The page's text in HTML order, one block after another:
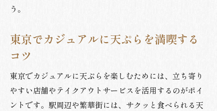
う。
東京でカジュアルに天ぷらを満喫する
コツ
東京でカジュアルに天ぷらを楽しむためには、立ち寄り
やすい店舗やテイクアウトサービスを活用するのがポイ
ントです。駅周辺や繁華街には、サクッと食べられる天